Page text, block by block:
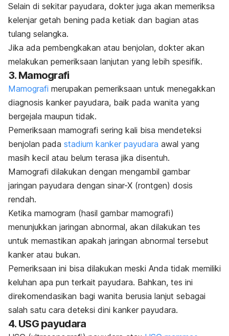
Selain di sekitar payudara, dokter juga akan memeriksa
kelenjar getah bening pada ketiak dan bagian atas
tulang selangka.
Jika ada pembengkakan atau benjolan, dokter akan
melakukan pemeriksaan lanjutan yang lebih spesifik.
3. Mamografi
Mamografi merupakan pemeriksaan untuk menegakkan
diagnosis kanker payudara, baik pada wanita yang
bergejala maupun tidak.
Pemeriksaan mamografi sering kali bisa mendeteksi
benjolan pada stadium kanker payudara awal yang
masih kecil atau belum terasa jika disentuh.
Mamografi dilakukan dengan mengambil gambar
jaringan payudara dengan sinar-X (rontgen) dosis
rendah.
Ketika mamogram (hasil gambar mamografi)
menunjukkan jaringan abnormal, akan dilakukan tes
untuk memastikan apakah jaringan abnormal tersebut
kanker atau bukan.
Pemeriksaan ini bisa dilakukan meski Anda tidak memiliki
keluhan apa pun terkait payudara. Bahkan, tes ini
direkomendasikan bagi wanita berusia lanjut sebagai
salah satu cara deteksi dini kanker payudara.
4. USG payudara